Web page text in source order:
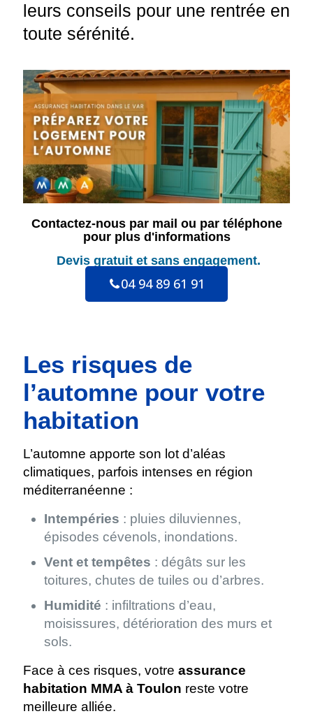
leurs conseils pour une rentrée en
toute sérénité.
Contactez-nous par mail ou par téléphone
pour plus d'informations
Devis gratuitet sans engagement.
04 94 89 61 91
Les risques de
l’automne pour votre
habitation
L’automne apporte son lot d’aléas
climatiques, parfois intenses en région
méditerranéenne :
Intempéries : pluies diluviennes,
épisodes cévenols, inondations.
Vent et tempêtes : dégâts sur les
toitures, chutes de tuiles ou d’arbres.
Humidité : infiltrations d’eau,
moisissures, détérioration des murs et
sols.
Face à ces risques, votre assurance
habitation MMA à Toulon reste votre
meilleure alliée.